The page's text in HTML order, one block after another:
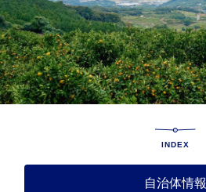
INDEX
自治体情報